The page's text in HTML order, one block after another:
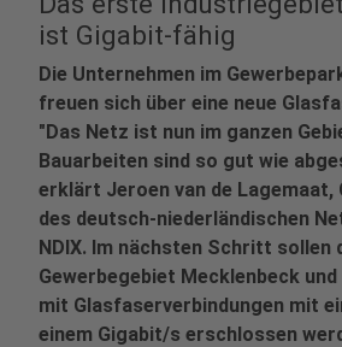
ist Gigabit-fähig
Die Unternehmen im
freuen sich über eine neue
"Das Netz ist nun im ganzen
Bauarbeiten sind so gut wie
erklärt Jeroen van de
des deutsch-niederländischen
NDIX. Im nächsten Schritt sollen
Gewerbegebiet Mecklenbeck
mit Glasfaserverbindungen mit
einem Gigabit/s erschlossen